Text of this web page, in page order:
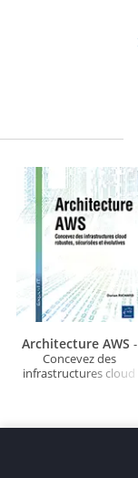
Architecture AWS -
Concevez des
infrastructures cloud